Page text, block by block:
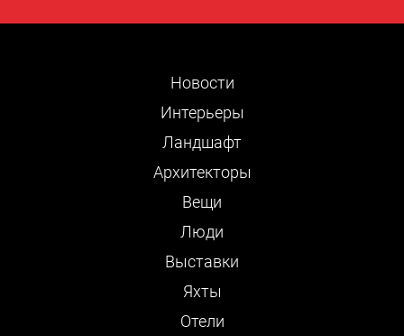
Новости
Интерьеры
Ландшафт
Архитекторы
Вещи
Люди
Выставки
Яхты
Отели